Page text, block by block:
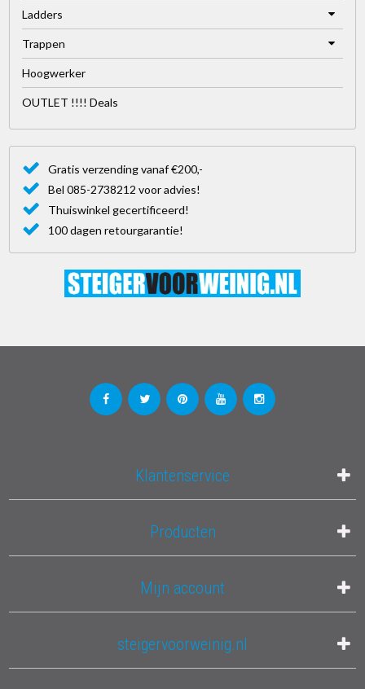
Ladders
Trappen
Hoogwerker
OUTLET !!!! Deals
Gratis verzending vanaf €200,-
Bel 085-2738212 voor advies!
Thuiswinkel gecertificeerd!
100 dagen retourgarantie!
Klantenservice
Producten
Mijn account
steigervoorweinig.nl